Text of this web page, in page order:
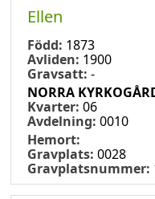
Ellen
Född: 1873
Avliden: 1900
Gravsatt: -
NORRA
Kvarter: 06
Avdelning: 0010
Hemort:
Gravplats: 0028
Gravplatsnummer: